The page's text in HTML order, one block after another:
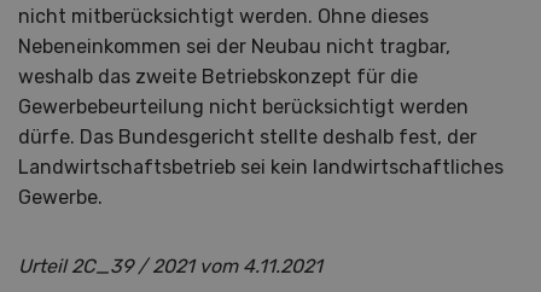
nicht mitberücksichtigt werden. Ohne dieses
Nebeneinkommen sei der Neubau nicht tragbar,
weshalb das zweite Betriebskonzept für die
Gewerbebeurteilung nicht berücksichtigt werden
dürfe. Das Bundesgericht stellte deshalb fest, der
Landwirtschaftsbetrieb sei kein landwirtschaftliches
Gewerbe.
Urteil 2C_39 / 2021 vom 4.11.2021